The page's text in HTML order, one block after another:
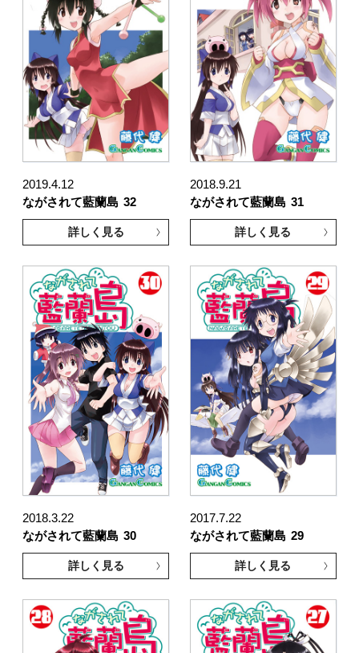
2019.4.12
ながされて藍蘭島 32
詳しく見る
2018.9.21
ながされて藍蘭島 31
詳しく見る
2018.3.22
ながされて藍蘭島 30
詳しく見る
2017.7.22
ながされて藍蘭島 29
詳しく見る